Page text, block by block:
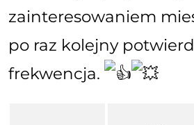
zainteresowaniem
po raz kolejny
frekwencja.